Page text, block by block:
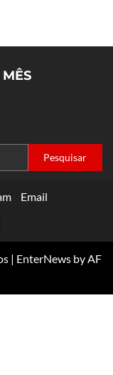
Email
| EnterNewsby AF